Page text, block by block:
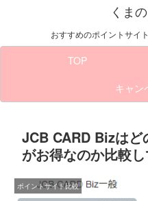
くま
おすすめのポイントサイ
TOP
キャン
JCB CARD Bizはど
がお得なのか比較し
ポイントサイト比較